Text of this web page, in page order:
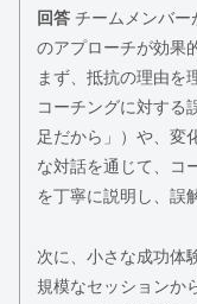
回答 チームメンバー
のアプローチが効果
まず、抵抗の理由を
コーチングに対する
足だから」）や、変
な対話を通じて、コ
を丁寧に説明し、誤
次に、小さな成功体
規模なセッションか